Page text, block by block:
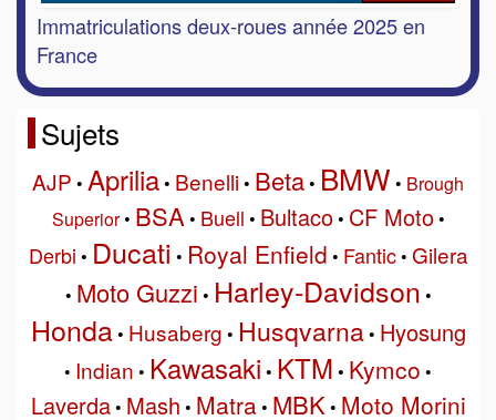
Immatriculations deux-roues année 2025 en
France
Sujets
AJP • Aprilia• Benelli• Beta• BMW • Brough
Superior• BSA• Buell • Bultaco• CF Moto•
Derbi • Ducati • Royal Enfield • Fantic• Gilera
• Moto Guzzi • Harley-Davidson •
Honda• Husaberg • Husqvarna• Hyosung
• Indian • Kawasaki • KTM • Kymco •
Laverda• Mash • Matra• MBK• Moto Morini